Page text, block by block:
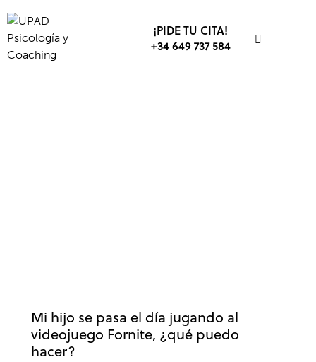
¡PIDE TU CITA!
+34 649 737 584
Mi hijo se pasa el día jugando al
videojuego Fornite, ¿qué puedo
hacer?